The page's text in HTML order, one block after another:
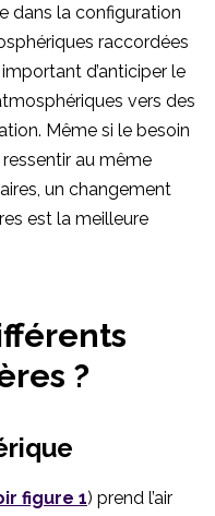
dans la configuration
raccordées
d’anticiper le
vers des
Même si le besoin
au même
un changement
est la meilleure
?
figure 1) prend l’air